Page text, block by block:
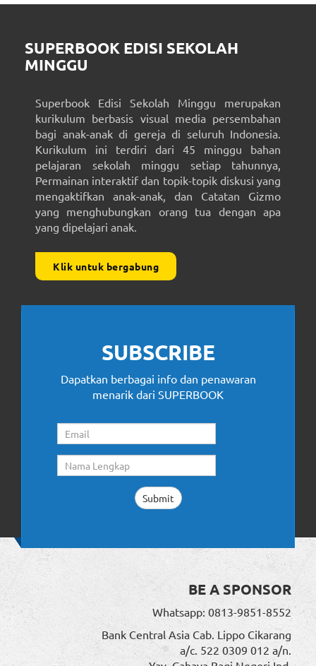
SUPERBOOK EDISI SEKOLAH
MINGGU
Superbook Edisi Sekolah Minggu merupakan
kurikulum berbasis visual media persembahan
bagi anak-anak di gereja di seluruh Indonesia.
Kurikulum ini terdiri dari 45 minggu bahan
pelajaran sekolah minggu setiap tahunnya,
Permainan interaktif dan topik-topik diskusi yang
mengaktifkan anak-anak, dan Catatan Gizmo
yang menghubungkan orang tua dengan apa
yang dipelajari anak.
Klik untuk bergabung
SUBSCRIBE
Dapatkan berbagai info dan penawaran
menarik dari SUPERBOOK
BE A SPONSOR
Whatsapp: 0813-9851-8552
Bank Central Asia Cab. Lippo Cikarang
a/c. 522 0309 012 a/n.